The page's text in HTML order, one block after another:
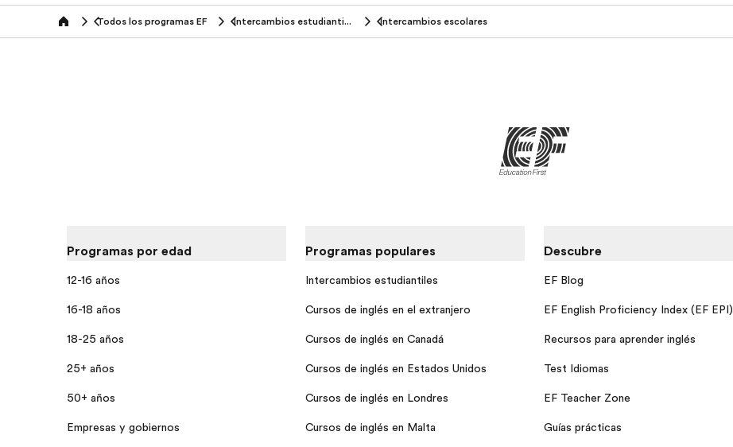
home Todos los programas EF Intercambios estudiantiles Intercambios escolares
Programas por edad
12-16 años
16-18 años
18-25 años
25+ años
50+ años
Empresas y gobiernos
Programas populares
Intercambios estudiantiles
Cursos de inglés en el extranjero
Cursos de inglés en Canadá
Cursos de inglés en Estados Unidos
Cursos de inglés en Londres
Cursos de inglés en Malta
Descubre
EF Blog
EF English Proficiency Index (EF EPI)
Recursos para aprender inglés
Test Idiomas
EF Teacher Zone
Guías prácticas